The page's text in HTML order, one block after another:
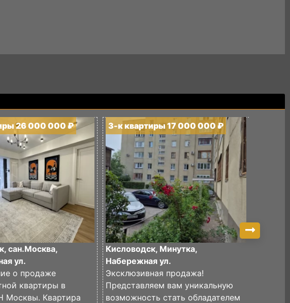
26 000 000 ₽
сан.Москва,
ул.
о продаже
квартиры в
Москвы. Квартира
3-к квартиры 17 000 000 ₽
Кисловодск, Минутка,
Набережная ул.
Эксклюзивная продажа!
Представляем вам уникальную
возможность стать обладателем